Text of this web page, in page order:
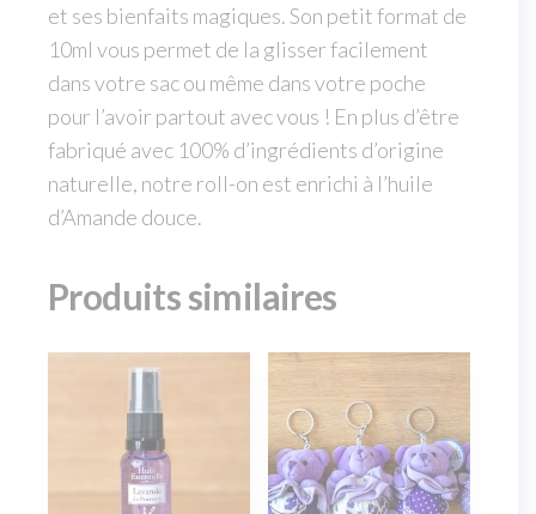
et ses bienfaits magiques. Son petit format de
10ml vous permet de la glisser facilement
dans votre sac ou même dans votre poche
pour l’avoir partout avec vous ! En plus d’être
fabriqué avec 100% d’ingrédients d’origine
naturelle, notre roll-on est enrichi à l’huile
d’Amande douce.
Produits similaires